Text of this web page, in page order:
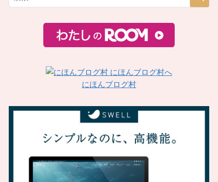
にほんブログ村